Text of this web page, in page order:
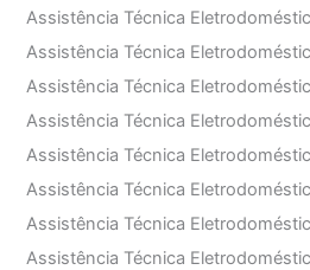
Assistência Técnica
Assistência Técnica
Assistência Técnica
Assistência Técnica
Assistência Técnica
Assistência Técnica
Assistência Técnica
Assistência Técnica